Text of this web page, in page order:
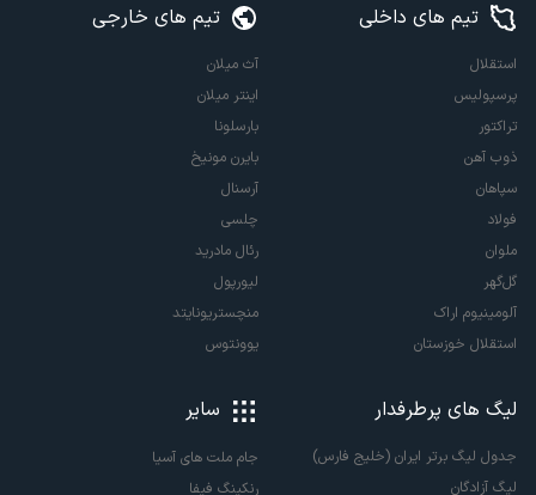
تیم های داخلی
استقلال
پرسپولیس
تراکتور
ذوب آهن
سپاهان
فولاد
ملوان
گل‌گهر
آلومینیوم اراک
استقلال خوزستان
تیم های خارجی
آث میلان
اینتر میلان
بارسلونا
بایرن مونیخ
آرسنال
چلسی
رئال مادرید
لیورپول
منچستریونایتد
یوونتوس
لیگ های پرطرفدار
جدول لیگ برتر ایران (خلیج فارس)
لیگ آزادگان
سایر
جام ملت های آسیا
رنکینگ فیفا